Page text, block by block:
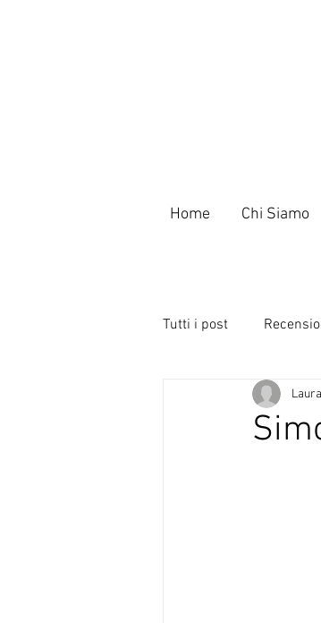
Home Chi Siamo
Tutti i post
Poeti e